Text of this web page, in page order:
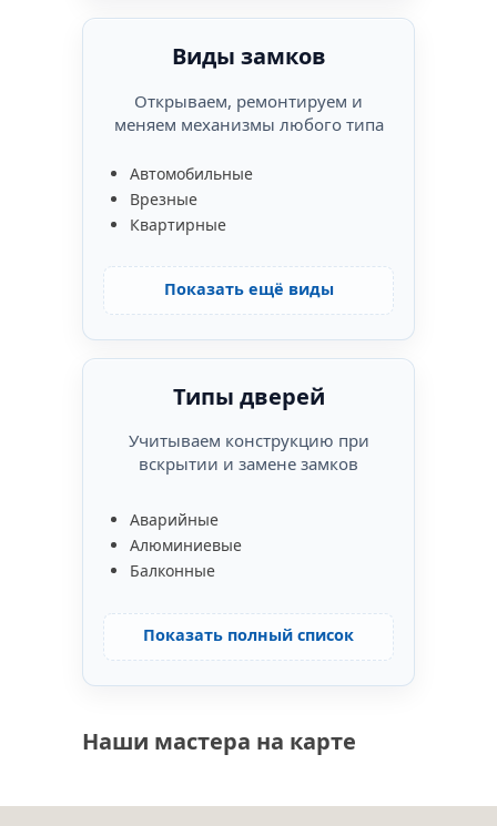
Виды замков
Открываем, ремонтируем и
меняем механизмы любого типа
Автомобильные
Врезные
Квартирные
Показать ещё виды
Типы дверей
Учитываем конструкцию при
вскрытии и замене замков
Аварийные
Алюминиевые
Балконные
Показать полный список
Наши мастера на карте